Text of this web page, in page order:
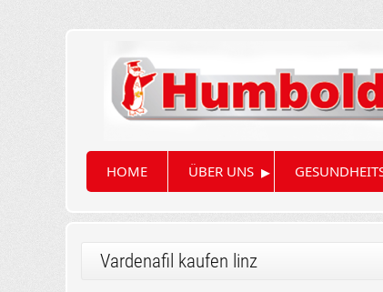
HOME ÜBER UNS ▸
Vardenafil kaufen linz